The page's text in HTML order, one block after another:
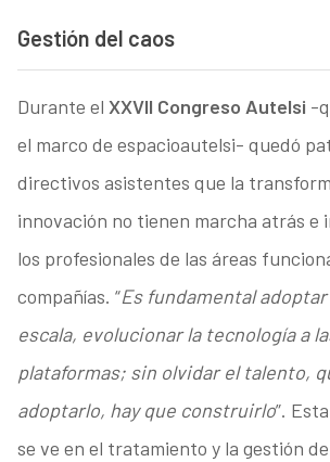
Gestión del caos
Durante el XXVII Congreso Autelsi -
el marco de espacioautelsi- quedó
directivos asistentes que la
innovación no tienen marcha atrás e
los profesionales de las áreas
compañías. “Es fundamental
escala, evolucionar la tecnología a
plataformas; sin olvidar el talento,
adoptarlo, hay que construirlo”.
se ve en el tratamiento y la gestión